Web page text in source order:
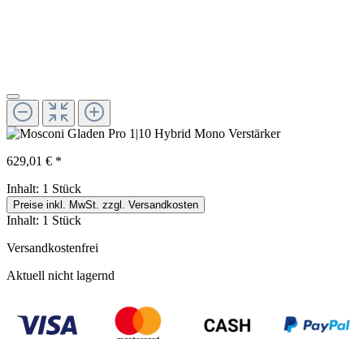
629,01 € *
Inhalt: 1 Stück
Preise inkl. MwSt. zzgl. Versandkosten
Inhalt: 1 Stück
Versandkostenfrei
Aktuell nicht lagernd